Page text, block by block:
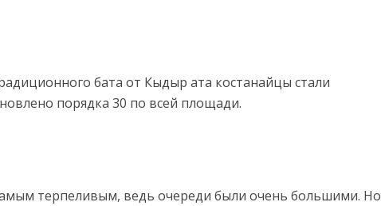
бата от Кыдыр ата костанайцы стали
порядка 30 по всей площади.
терпеливым, ведь очереди были очень большими. Но